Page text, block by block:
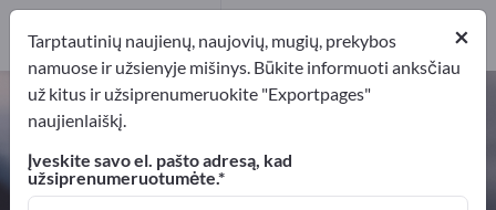
Poliesterinės dervos – raskite
gamintojus ir tiekėjus
Eksportuotojai Platintojai
1
Platintojai
×
Tarptautinių naujienų, naujovių, mugių, prekybos
namuose ir užsienyje mišinys. Būkite informuoti anksčiau
už kitus ir užsiprenumeruokite "Exportpages"
naujienlaiškį.
Įveskite savo el. pašto adresą, kad
užsiprenumeruotumėte.